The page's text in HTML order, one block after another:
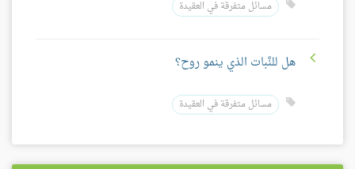
مسائل متفرقة في العقيدة
هل للنَّبات الذي ينمو روح؟
مسائل متفرقة في العقيدة